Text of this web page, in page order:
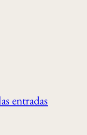
entradas